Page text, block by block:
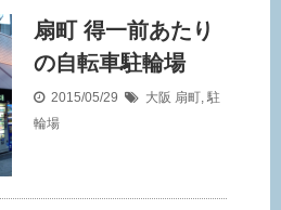
扇町 得一前あたり
の自転車駐輪場
2015/05/29 大阪 扇町, 駐
輪場